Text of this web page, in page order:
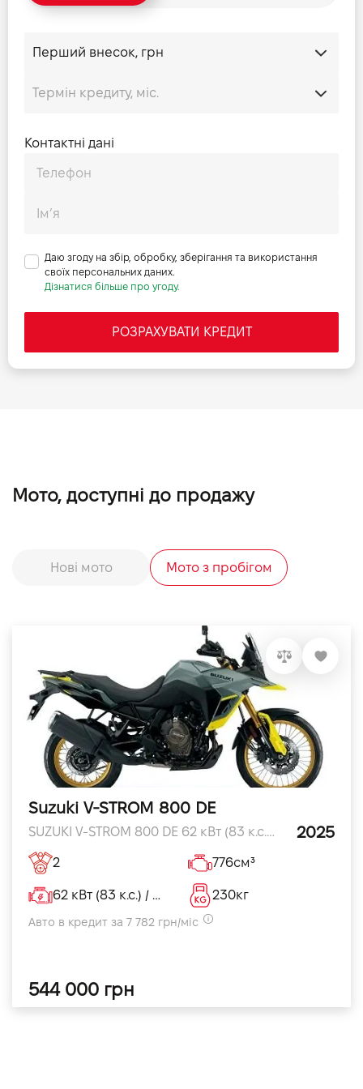
підвіски
перевернутого типу
Контактні дані
Даю згоду на збір, обробку, зберігання та використання
своїх персональних даних.
Дізнатися більше про угоду.
РОЗРАХУВАТИ КРЕДИТ
Мото, доступні до продажу
Нові мото Мото з пробігом
Suzuki V-STROM 800 DE
SUZUKI V-STROM 800 DE 62 кВт (83 к.с.) / 8,500 об/хв к.с. 2025
2 776см³
62 кВт (83 к.с.) / 8,500 об/хвкВт 230кг
Авто в кредит за 7 782 грн/міс
544 000 грн